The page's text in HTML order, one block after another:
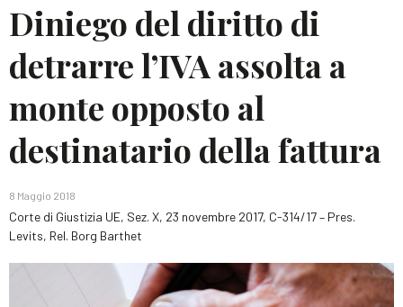
Diniego del diritto di
detrarre l’IVA assolta a
monte opposto al
destinatario della fattura
8 Maggio 2018
Corte di Giustizia UE, Sez. X, 23 novembre 2017, C-314/17 – Pres.
Levits, Rel. Borg Barthet